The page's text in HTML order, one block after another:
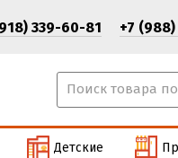
339-60-81 +7
Детские